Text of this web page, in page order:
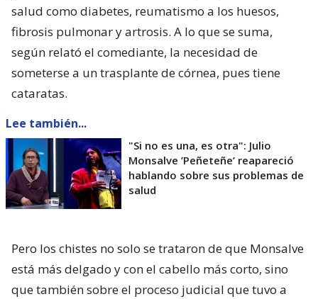
salud como diabetes, reumatismo a los huesos,
fibrosis pulmonar y artrosis. A lo que se suma,
según relató el comediante, la necesidad de
someterse a un trasplante de córnea, pues tiene
cataratas.
Lee también...
"Si no es una, es otra": Julio
Monsalve ’Peñeteñe’ reapareció
hablando sobre sus problemas de
salud
Pero los chistes no solo se trataron de que Monsalve
está más delgado y con el cabello más corto, sino
que también sobre el proceso judicial que tuvo a